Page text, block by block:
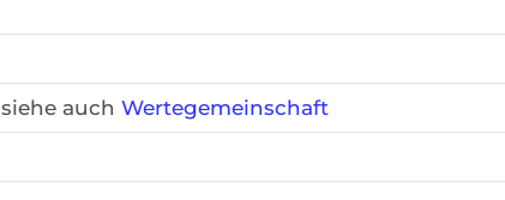
siehe auch Wertegemeinschaft